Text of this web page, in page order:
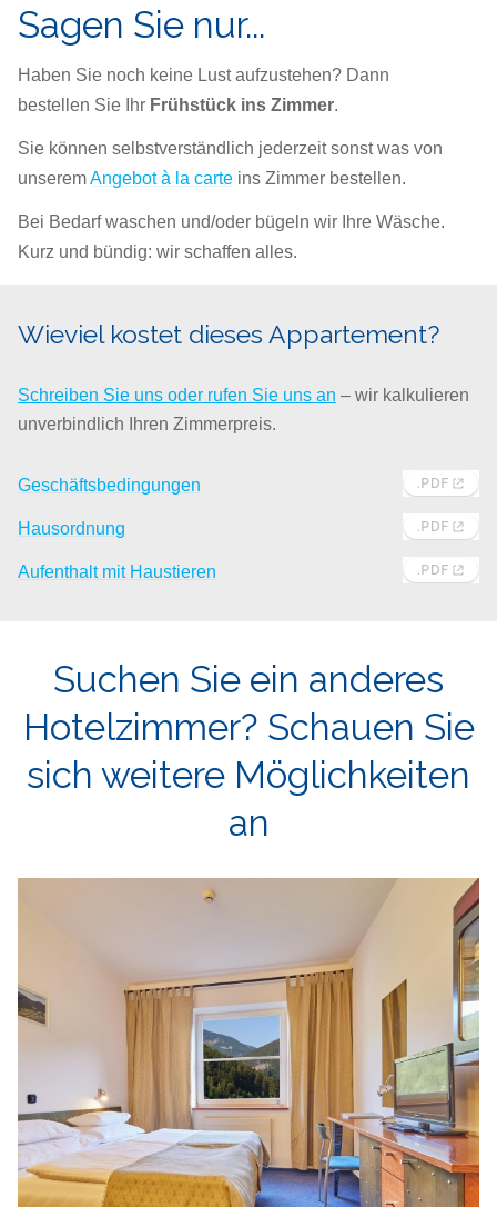
Sagen Sie nur...
Haben Sie noch keine Lust aufzustehen? Dann
bestellen Sie Ihr Frühstück ins Zimmer.
Sie können selbstverständlich jederzeit sonst was von
unseremAngebot à la carte ins Zimmer bestellen.
Bei Bedarf waschen und/oder bügeln wir Ihre Wäsche.
Kurz und bündig: wir schaffen alles.
Wieviel kostet dieses Appartement?
Schreiben Sie uns oder rufen Sie uns an – wir kalkulieren
unverbindlich Ihren Zimmerpreis.
Geschäftsbedingungen
Hausordnung
Aufenthalt mit Haustieren
Suchen Sie ein anderes
Hotelzimmer? Schauen Sie
sich weitere Möglichkeiten
an